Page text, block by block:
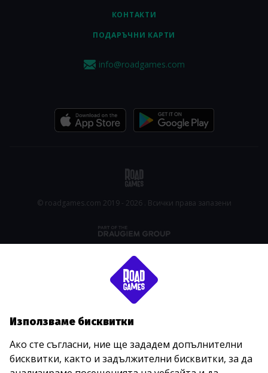
КОНТАКТИ
ПОДАРЪЧНИ КАРТИ
info@roadgames.com
© roadgames.com 2019 - 2026 . Всички права запазени
Използваме бисквитки
Ако сте съгласни, ние ще зададем допълнителни
бисквитки, както и задължителни бисквитки, за да